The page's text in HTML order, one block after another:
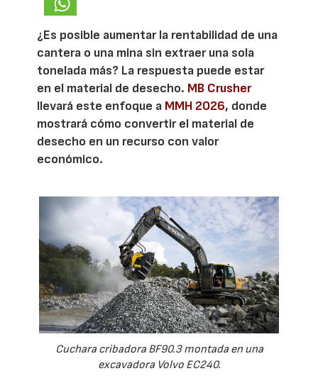
¿Es posible aumentar la rentabilidad de una
cantera o una mina sin extraer una sola
tonelada más? La respuesta puede estar
en el material de desecho. MB Crusher
llevará este enfoque a MMH 2026, donde
mostrará cómo convertir el material de
desecho en un recurso con valor
económico.
Cuchara cribadora BF90.3 montada en una
excavadora Volvo EC240.